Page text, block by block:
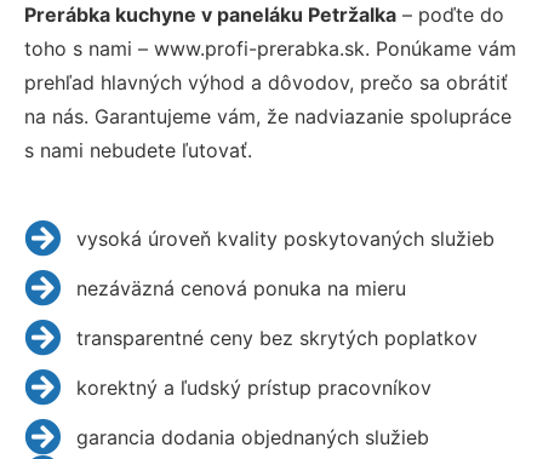
Prerábka kuchyne v paneláku Petržalka – poďte do
toho s nami – www.profi-prerabka.sk. Ponúkame vám
prehľad hlavných výhod a dôvodov, prečo sa obrátiť
na nás. Garantujeme vám, že nadviazanie spolupráce
s nami nebudete ľutovať.
vysoká úroveň kvality poskytovaných služieb
nezáväzná cenová ponuka na mieru
transparentné ceny bez skrytých poplatkov
korektný a ľudský prístup pracovníkov
garancia dodania objednaných služieb